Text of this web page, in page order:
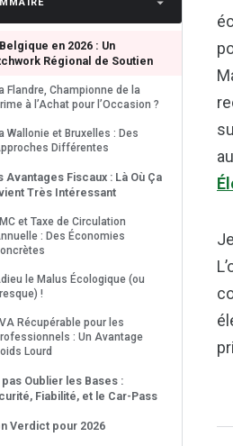
en 2026 : Un
Régional de Soutien
Flandre, Championne de la
à l’Achat pour l’Occasion ?
Wallonie et Bruxelles : Des
Différentes
Avantages Fiscaux : Là Où Ça
Très Intéressant
et Taxe de Circulation
: Des Économies
le Malus Écologique (ou
!
Récupérable pour les
: Un Avantage
Lourd
pas Oublier les Bases :
Fiabilité, et le Car-Pass
Verdict pour 2026